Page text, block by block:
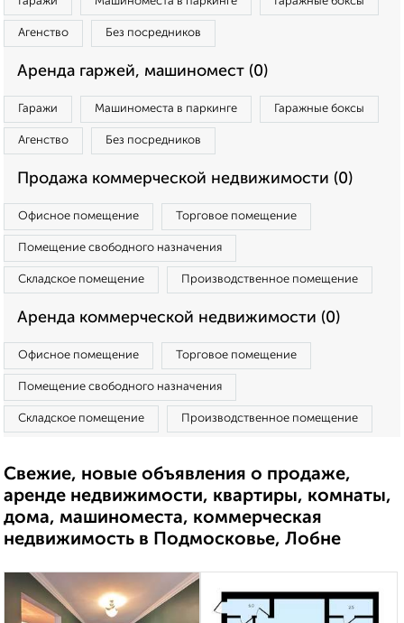
Агенство Без посредников
Аренда гаржей, машиномест (0)
Гаражи Машиноместа в паркинге Гаражные боксы
Агенство Без посредников
Продажа коммерческой недвижимости (0)
Офисное помещение Торговое помещение
Помещение свободного назначения
Складское помещение Производственное помещение
Аренда коммерческой недвижимости (0)
Офисное помещение Торговое помещение
Помещение свободного назначения
Складское помещение Производственное помещение
Свежие, новые объявления о продаже,
аренде недвижимости, квартиры, комнаты,
дома, машиноместа, коммерческая
недвижимость в Подмосковье, Лобне